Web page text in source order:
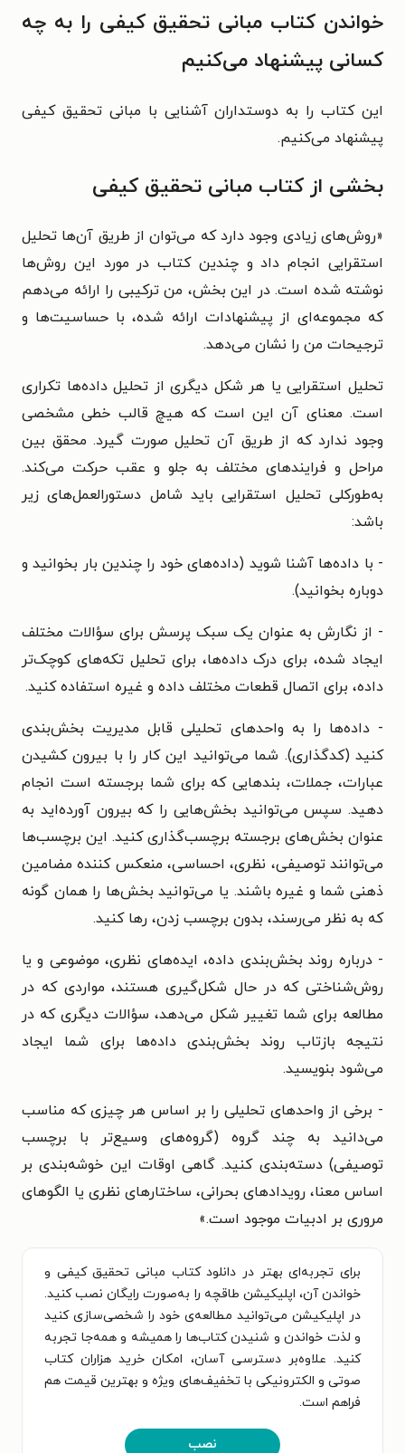
خواندن کتاب مبانی تحقیق کیفی را به چه
کسانی پیشنهاد می‌کنیم
این کتاب را به دوستداران آشنایی با مبانی تحقیق کیفی
پیشنهاد می‌کنیم.
بخشی از کتاب مبانی تحقیق کیفی
«روش‌های زیادی وجود دارد که می‌توان از طریق آن‌ها تحلیل
استقرایی انجام داد و چندین کتاب در مورد این روش‌ها
نوشته شده است. در این بخش، من ترکیبی را ارائه می‌دهم
که مجموعه‌ای از پیشنهادات ارائه شده، با حساسیت‌ها و
ترجیحات من را نشان می‌دهد.
تحلیل استقرایی یا هر شکل دیگری از تحلیل داده‌ها تکراری
است. معنای آن این است که هیچ قالب خطی مشخصی
وجود ندارد که از طریق آن تحلیل صورت گیرد. محقق بین
مراحل و فرایندهای مختلف به جلو و عقب حرکت می‌کند.
به‌طورکلی تحلیل استقرایی باید شامل دستورالعمل‌های زیر
باشد:
- با داده‌ها آشنا شوید (داده‌های خود را چندین بار بخوانید و
دوباره بخوانید).
- از نگارش به عنوان یک سبک پرسش برای سؤالات مختلف
ایجاد شده، برای درک داده‌ها، برای تحلیل تکه‌های کوچک‌تر
داده، برای اتصال قطعات مختلف داده و غیره استفاده کنید.
- داده‌ها را به واحدهای تحلیلی قابل مدیریت بخش‌بندی
کنید (کدگذاری). شما می‌توانید این کار را با بیرون کشیدن
عبارات، جملات، بندهایی که برای شما برجسته است انجام
دهید. سپس می‌توانید بخش‌هایی را که بیرون آورده‌اید به
عنوان بخش‌های برجسته برچسب‌گذاری کنید. این برچسب‌ها
می‌توانند توصیفی، نظری، احساسی، منعکس کننده مضامین
ذهنی شما و غیره باشند. یا می‌توانید بخش‌ها را همان گونه
که به نظر می‌رسند، بدون برچسب زدن، رها کنید.
- درباره روند بخش‌بندی داده، ایده‌های نظری، موضوعی و یا
روش‌شناختی که در حال شکل‌گیری هستند، مواردی که در
مطالعه برای شما تغییر شکل می‌دهد، سؤالات دیگری که در
نتیجه بازتاب روند بخش‌بندی داده‌ها برای شما ایجاد
می‌شود بنویسید.
- برخی از واحدهای تحلیلی را بر اساس هر چیزی که مناسب
می‌دانید به چند گروه (گروه‌های وسیع‌تر با برچسب
توصیفی) دسته‌بندی کنید. گاهی اوقات این خوشه‌بندی بر
اساس معنا، رویدادهای بحرانی، ساختارهای نظری یا الگوهای
مروری بر ادبیات موجود است.»
برای تجربه‌ای بهتر در دانلود کتاب مبانی تحقیق کیفی و
خواندن آن، اپلیکیشن طاقچه را به‌صورت رایگان نصب کنید.
در اپلیکیشن می‌توانید مطالعه‌ی خود را شخصی‌سازی کنید
و لذت خواندن و شنیدن کتاب‌ها را همیشه و همه‌جا تجربه
کنید. علاوه‌بر دسترسی آسان، امکان خرید هزاران کتاب
صوتی و الکترونیکی با تخفیف‌های ویژه و بهترین قیمت هم
فراهم است.
نصب